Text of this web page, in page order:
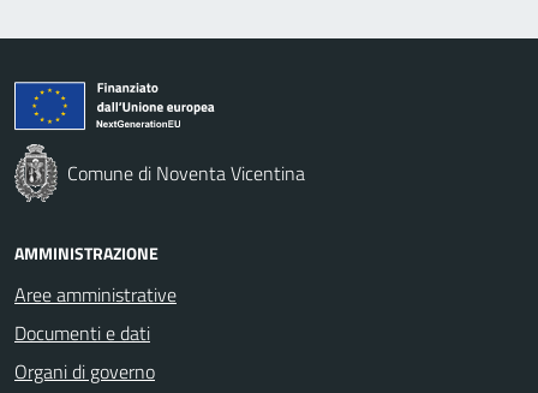
Comune di Noventa Vicentina
AMMINISTRAZIONE
Aree amministrative
Documenti e dati
Organi di governo